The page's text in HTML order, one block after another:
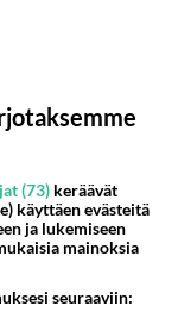
kokoa
niin
itse 5 muuta"
(73) keräävät
käyttäen evästeitä
ja lukemiseen
mainoksia
seuraaviin: